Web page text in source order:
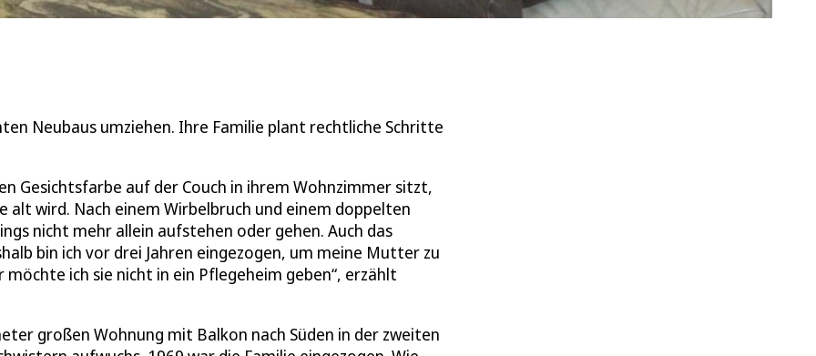
Neubaus umziehen. Ihre Familie plant rechtliche Schritte
Gesichtsfarbe auf der Couch in ihrem Wohnzimmer sitzt,
alt wird. Nach einem Wirbelbruch und einem doppelten
nicht mehr allein aufstehen oder gehen. Auch das
bin ich vor drei Jahren eingezogen, um meine Mutter zu
ich sie nicht in ein Pflegeheim geben“, erzählt
großen Wohnung mit Balkon nach Süden in der zweiten